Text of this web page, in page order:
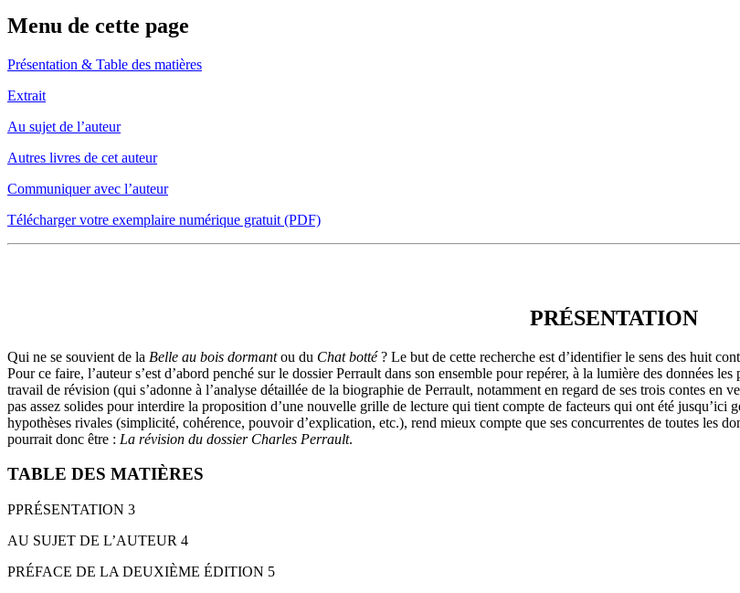
Menu de cette page
Présentation & Table des matières
Extrait
Au sujet de l’auteur
Autres livres de cet auteur
Communiquer avec l’auteur
Télécharger votre exemplaire numérique gratuit (PDF)
PRÉSENTATION
Qui ne se souvient de la Belle au bois dormantou du Chat botté? Le but de cette recherche est d’identifier le sens des huit
Pour ce faire, l’auteur s’est d’abord penché sur le dossier Perrault dans son ensemble pour repérer, à la lumière des données
travail de révision (qui s’adonne à l’analyse détaillée de la biographie de Perrault, notamment en regard de ses trois contes en
pas assez solides pour interdire la proposition d’une nouvelle grille de lecture qui tient compte de facteurs qui ont été jusqu’ici
hypothèses rivales (simplicité, cohérence, pouvoir d’explication, etc.), rend mieux compte que ses concurrentes de toutes les
pourrait donc être : La révision du dossier Charles Perrault.
TABLE DES MATIÈRES
PPRÉSENTATION 3
AU SUJET DE L’AUTEUR 4
PRÉFACE DE LA DEUXIÈME ÉDITION 5